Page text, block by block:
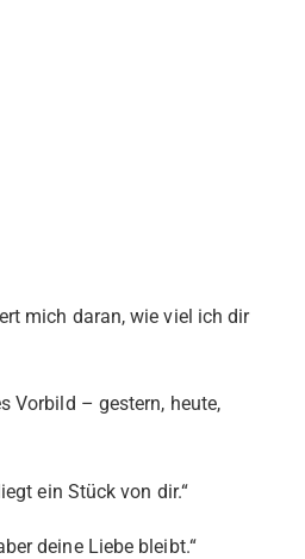
mich daran, wie viel ich dir
Vorbild – gestern, heute,
ein Stück von dir.“
deine Liebe bleibt.“